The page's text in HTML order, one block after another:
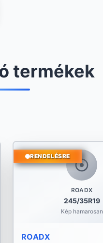
termékek
ROADX
245/35R19
Kép hamarosan
RENDELÉSRE
ROADX